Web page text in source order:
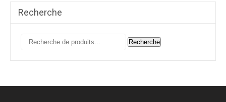
Recherche
Recherche
Recherche